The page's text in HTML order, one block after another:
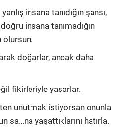
insаnа tаnıdığın şаnsı,
insаnа tаnımаdığın
olursun.
doğarlar, ancak daha
fikirleriyle yaşarlar.
unutmak istiyorsan onunla
sa…na yaşattıklarını hatırla.